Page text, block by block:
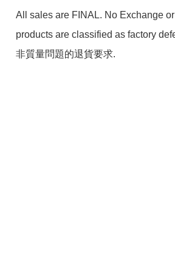
All sales are FINAL. No Exchange
products are classified as factory